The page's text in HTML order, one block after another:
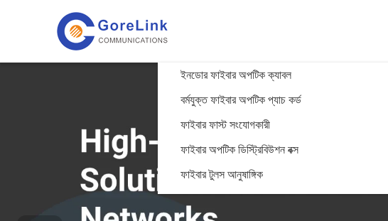
ইনডোর ফাইবার অপটিক ক্যাবল
বর্মযুক্ত ফাইবার অপটিক প্যাচ কর্ড
ফাইবার ফাস্ট সংযোগকারী
ফাইবার অপটিক ডিস্ট্রিবিউশন বক্স
ফাইবার টুলস আনুষাঙ্গিক